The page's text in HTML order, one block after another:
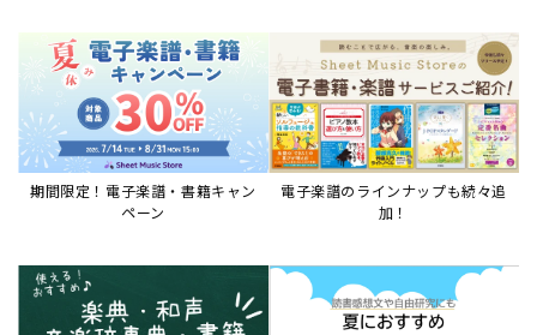
期間限定！電子楽譜・書籍キャン
ペーン
電子楽譜のラインナップも続々追
加！